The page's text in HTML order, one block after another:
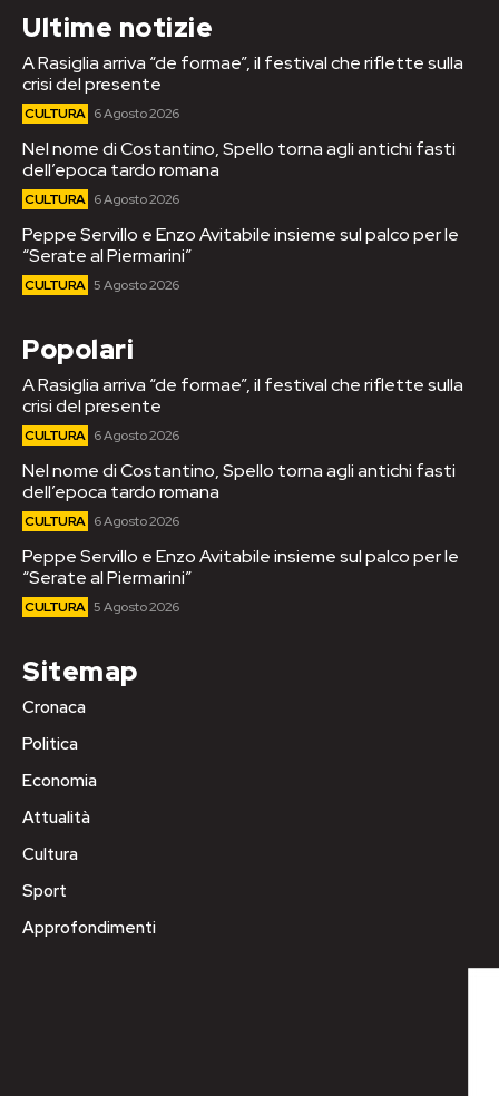
Ultime notizie
A Rasiglia arriva “de formae”, il festival che riflette sulla
crisi del presente
CULTURA 6 Agosto 2026
Nel nome di Costantino, Spello torna agli antichi fasti
dell’epoca tardo romana
CULTURA 6 Agosto 2026
Peppe Servillo e Enzo Avitabile insieme sul palco per le
“Serate al Piermarini”
CULTURA 5 Agosto 2026
Popolari
A Rasiglia arriva “de formae”, il festival che riflette sulla
crisi del presente
CULTURA 6 Agosto 2026
Nel nome di Costantino, Spello torna agli antichi fasti
dell’epoca tardo romana
CULTURA 6 Agosto 2026
Peppe Servillo e Enzo Avitabile insieme sul palco per le
“Serate al Piermarini”
CULTURA 5 Agosto 2026
Sitemap
Cronaca
Politica
Economia
Attualità
Cultura
Sport
Approfondimenti